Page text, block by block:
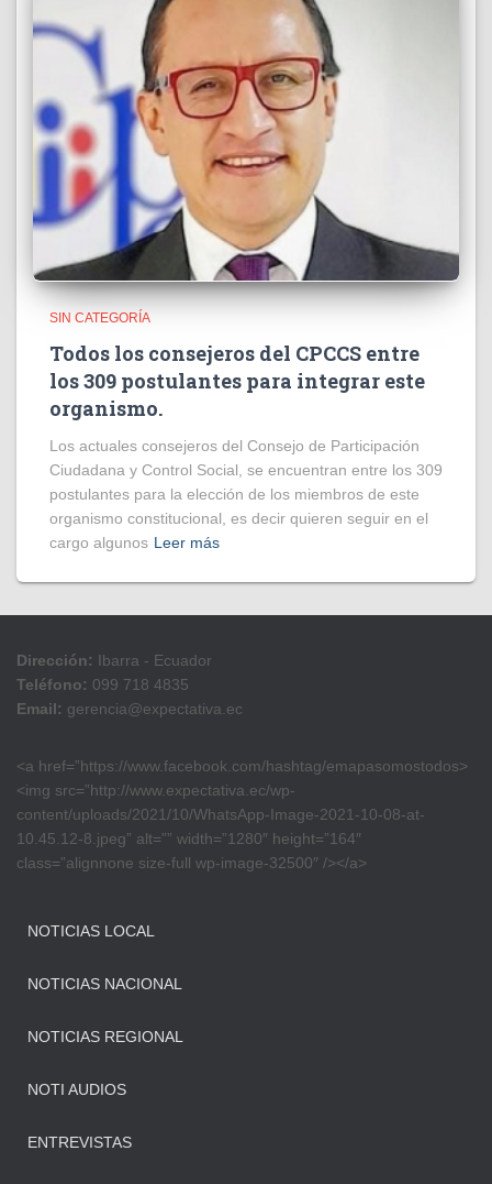
SIN CATEGORÍA
Todos los consejeros del CPCCS entre
los 309 postulantes para integrar este
organismo.
Los actuales consejeros del Consejo de Participación
Ciudadana y Control Social, se encuentran entre los 309
postulantes para la elección de los miembros de este
organismo constitucional, es decir quieren seguir en el
cargo algunos Leer más
Dirección: Ibarra - Ecuador
Teléfono: 099 718 4835
Email: gerencia@expectativa.ec
<a href=”https://www.facebook.com/hashtag/emapasomostodos>
<img src=”http://www.expectativa.ec/wp-
content/uploads/2021/10/WhatsApp-Image-2021-10-08-at-
10.45.12-8.jpeg” alt=”” width=”1280″ height=”164″
class=”alignnone size-full wp-image-32500″ /></a>
NOTICIAS LOCAL
NOTICIAS NACIONAL
NOTICIAS REGIONAL
NOTI AUDIOS
ENTREVISTAS